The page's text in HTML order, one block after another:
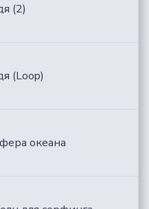
(2)
(Loop)
океана